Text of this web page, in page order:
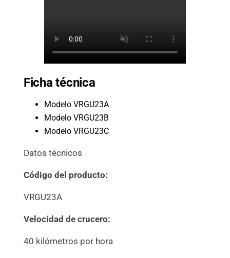
Ficha técnica
Modelo VRGU23A
Modelo VRGU23B
Modelo VRGU23C
Datos técnicos
Código del producto:
VRGU23A
Velocidad de crucero:
40 kilómetros por hora